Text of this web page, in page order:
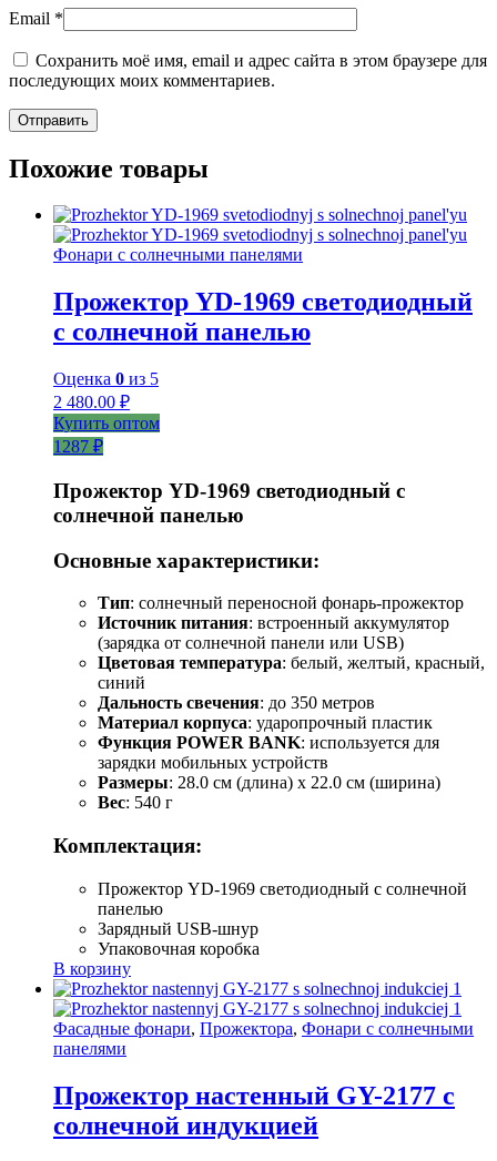
Email *
Сохранить моё имя, email и адрес сайта в этом браузере для
последующих моих комментариев.
Похожие товары
Фонари с солнечными панелями
Прожектор YD-1969 светодиодный
с солнечной панелью
Оценка 0 из 5
2 480.00 ₽
Купить оптом
1287 ₽
Прожектор YD-1969 светодиодный с
солнечной панелью
Основные характеристики:
Тип: солнечный переносной фонарь-прожектор
Источник питания: встроенный аккумулятор
(зарядка от солнечной панели или USB)
Цветовая температура: белый, желтый, красный,
синий
Дальность свечения: до 350 метров
Материал корпуса: ударопрочный пластик
Функция POWER BANK: используется для
зарядки мобильных устройств
Размеры: 28.0 см (длина) x 22.0 см (ширина)
Вес: 540 г
Комплектация:
Прожектор YD-1969 светодиодный с солнечной
панелью
Зарядный USB-шнур
Упаковочная коробка
В корзину
Фасадные фонари, Прожектора, Фонари с солнечными
панелями
Прожектор настенный GY-2177 с
солнечной индукцией